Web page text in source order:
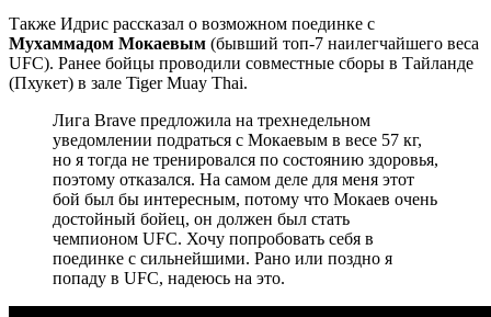
Также Идрис рассказал о возможном поединке с
Мухаммадом Мокаевым (бывший топ-7 наилегчайшего веса
UFC). Ранее бойцы проводили совместные сборы в Тайланде
(Пхукет) в зале Tiger Muay Thai.
Лига Brave предложила на трехнедельном
уведомлении подраться с Мокаевым в весе 57 кг,
но я тогда не тренировался по состоянию здоровья,
поэтому отказался. На самом деле для меня этот
бой был бы интересным, потому что Мокаев очень
достойный бойец, он должен был стать
чемпионом UFC. Хочу попробовать себя в
поединке с сильнейшими. Рано или поздно я
попаду в UFC, надеюсь на это.